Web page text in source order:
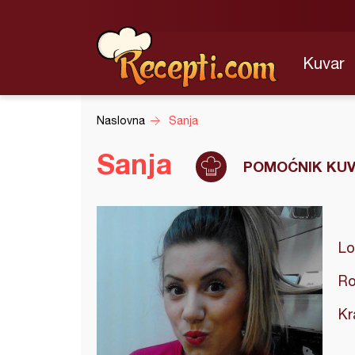
Kuvar
Naslovna Sanja
Sanja POMOĆNIK